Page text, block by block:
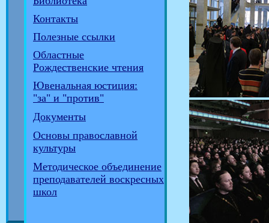
Контакты
Полезные ссылки
Областные
Рождественские чтения
Ювенальная юстиция:
"за" и "против"
Документы
Основы православной
культуры
Методическое объединение
преподавателей воскресных
школ